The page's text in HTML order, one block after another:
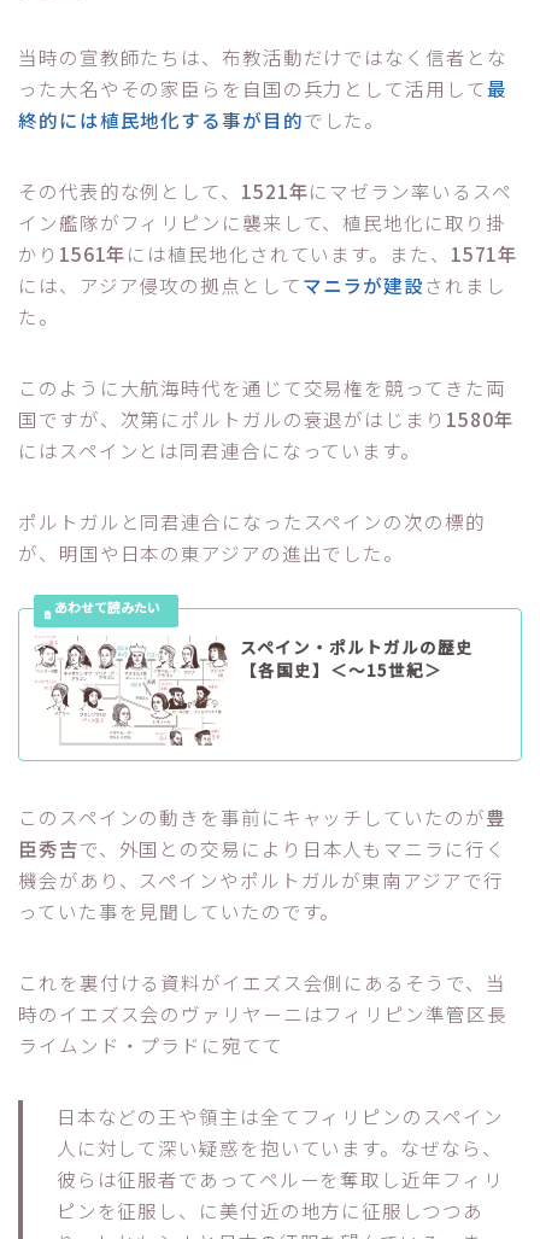
当時の宣教師たちは、布教活動だけではなく信者とな
った大名やその家臣らを自国の兵力として活用して最
終的には植民地化する事が目的でした。
その代表的な例として、 1521年にマゼラン率いるスペ
イン艦隊がフィリピンに襲来して、植民地化に取り掛
かり 1561年には植民地化されています。また、 1571年
には、アジア侵攻の拠点としてマニラが建設されまし
た。
このように大航海時代を通じて交易権を競ってきた両
国ですが、次第にポルトガルの衰退がはじまり 1580年
にはスペインとは同君連合になっています。
ポルトガルと同君連合になったスペインの次の標的
が、明国や日本の東アジアの進出でした。
スペイン・ポルトガルの歴史
【各国史】＜〜15世紀＞
このスペインの動きを事前にキャッチしていたのが豊
臣秀吉で、外国との交易により日本人もマニラに行く
機会があり、スペインやポルトガルが東南アジアで行
っていた事を見聞していたのです。
これを裏付ける資料がイエズス会側にあるそうで、当
時のイエズス会のヴァリヤーニはフィリピン準管区長
ライムンド・プラドに宛てて
日本などの王や領主は全てフィリピンのスペイン
人に対して深い疑惑を抱いています。なぜなら、
彼らは征服者であってペルーを奪取し近年フィリ
ピンを征服し、に美付近の地方に征服しつつあ